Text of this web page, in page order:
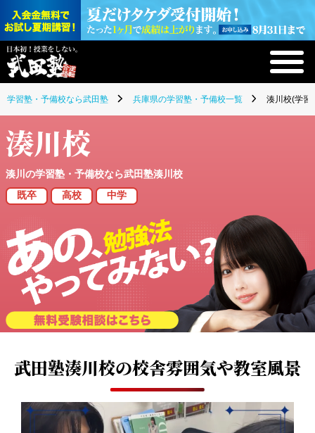
学習塾・予備校なら武田塾 兵庫県の学習塾・予備校一覧 湊川校(学習
湊川校
湊川の学習塾・予備校なら武田塾湊川校
既卒 高校 中学
武田塾湊川校の校舎雰囲気や教室風景